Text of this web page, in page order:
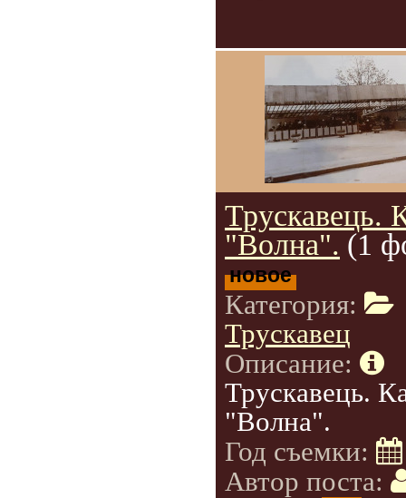
Трускавець.
"Волна". (1
новое
Категория:
Трускавец
Описание:
Трускавець.
"Волна".
Год съемки:
Автор поста: